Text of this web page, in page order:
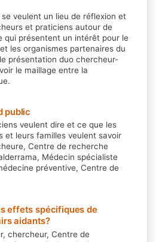
veulent un lieu de réflexion et
et praticiens autour de
qui présentent un intérêt pour le
les organismes partenaires du
présentation duo chercheur-
le maillage entre la
public
veulent dire et ce que les
et leurs familles veulent savoir
Centre de recherche
Médecin spécialiste
préventive, Centre de
effets spécifiques de
aidants?
chercheur, Centre de